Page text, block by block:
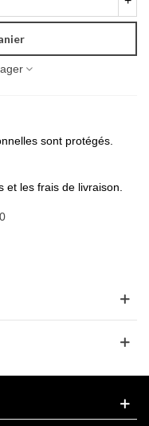
sont protégés.
et les frais de livraison.
0